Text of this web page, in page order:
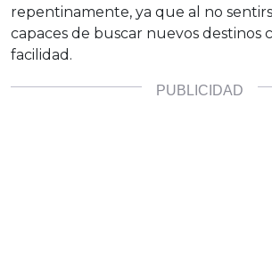
repentinamente, ya que al no
capaces de buscar nuevos destinos
facilidad.